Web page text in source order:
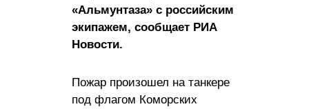
«Альмунтаза» с российским
экипажем, сообщает РИА
Новости.
Пожар произошел на танкере
под флагом Коморских